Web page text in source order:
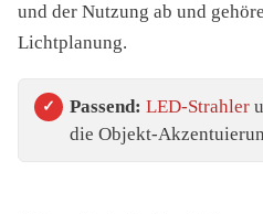
und der Nutzung ab und
Lichtplanung.
Passend: LED-Strahler
die Objekt-